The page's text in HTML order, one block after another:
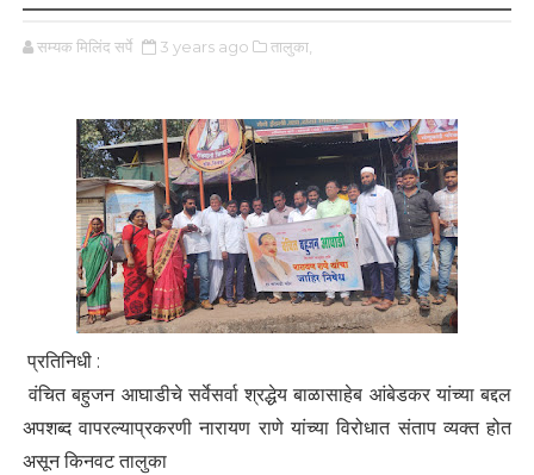
सम्यक मिलिंद सर्पे 3 years ago तालुका,
प्रतिनिधी :
वंचित बहुजन आघाडीचे सर्वेसर्वा श्रद्धेय बाळासाहेब आंबेडकर यांच्या बद्दल
अपशब्द वापरल्याप्रकरणी नारायण राणे यांच्या विरोधात संताप व्यक्त होत
असून किनवट तालुका